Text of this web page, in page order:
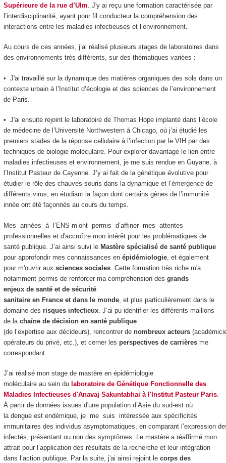
Supérieure de la rue d’Ulm . J'y ai reçu une formation caractérisée par
l’interdisciplinarité, ayant pour fil conducteur la compréhension des
interactions entre les maladies infectieuses et l’environnement.
Au cours de ces années, j’ai réalisé plusieurs stages de laboratoires dans
des environnements très différents, sur des thématiques variées :
• J'ai travaillé sur la dynamique des matières organiques des sols dans un
contexte urbain à l’Institut d’écologie et des sciences de l’environnement
de Paris.
• J'ai ensuite rejoint le laboratoire de Thomas Hope implanté dans l’école
de médecine de l’Université Northwestern à Chicago, où j’ai étudié les
premiers stades de la réponse cellulaire à l’infection par le VIH par des
techniques de biologie moléculaire. Pour explorer davantage le lien entre
maladies infectieuses et environnement, je me suis rendue en Guyane, à
l’Institut Pasteur de Cayenne. J’y ai fait de la génétique évolutive pour
étudier le rôle des chauves-souris dans la dynamique et l’émergence de
différents virus, en étudiant la façon dont certains gènes de l’immunité
innée ont été façonnés au cours du temps.
Mes années à l’ENS m’ont permis d’affiner mes attentes
professionnelles et d'accroître mon intérêt pour les problématiques de
santé publique. J’ai ainsi suivi le Mastère spécialisé de santé publique
pour approfondir mes connaissances en épidémiologie, et également
pour m'ouvrir aux sciences sociales. Cette formation très riche m'a
notamment permis de renforcer ma compréhension des grands
enjeux de santé et de sécurité
sanitaire en France et dans le monde, et plus particulièrement dans le
domaine des risques infectieux. J’ai pu identifier les différents maillons
de la chaîne de décision en santé publique
(de l’expertise aux décideurs), rencontrer de nombreux acteurs
opérateurs du privé, etc.), et cerner les perspectives de carrièresme
correspondant.
J’ai réalisé mon stage de mastère en épidémiologie
moléculaire au sein du laboratoire de Génétique Fonctionnelle des
Maladies Infectieuses d'Anavaj Sakuntabhai à l'Institut Pasteur Paris.
À partir de données issues d'une population d’Asie du sud-est où
la dengue est endémique, je me suis intéressée aux spécificités
immunitaires des individus asymptomatiques, en comparant l’expression
infectés, présentant ou non des symptômes. Le mastère a réaffirmé mon
attrait pour l’application des résultats de la recherche et leur intégration
dans l’action publique. Par la suite, j'ai ainsi rejoint le corps des